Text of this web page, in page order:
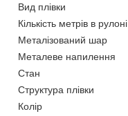
Вид плівки
Кількість метрів в рулоні
Металізований шар
Металеве напилення
Стан
Структура плівки
Колір